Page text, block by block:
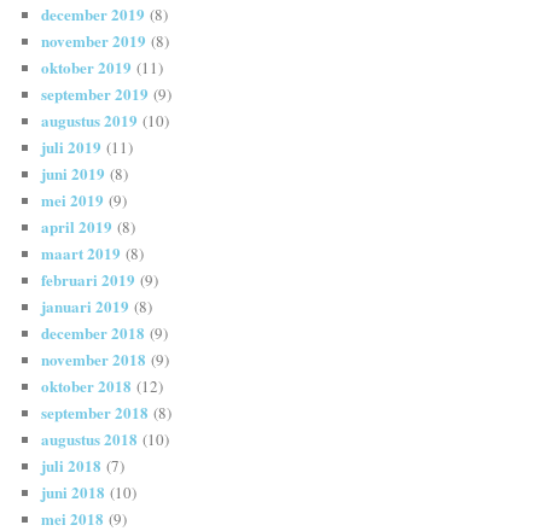
december 2019 (8)
november 2019 (8)
oktober 2019 (11)
september 2019 (9)
augustus 2019 (10)
juli 2019 (11)
juni 2019 (8)
mei 2019 (9)
april 2019 (8)
maart 2019 (8)
februari 2019 (9)
januari 2019 (8)
december 2018 (9)
november 2018 (9)
oktober 2018 (12)
september 2018 (8)
augustus 2018 (10)
juli 2018 (7)
juni 2018 (10)
mei 2018 (9)